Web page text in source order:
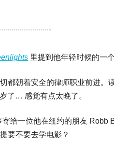
里提到他年轻时候的一
都朝着安全的律师职业前进。
了… 感觉有点太晚了。
给一位他在纽约的朋友 Robb
要不要去学电影？